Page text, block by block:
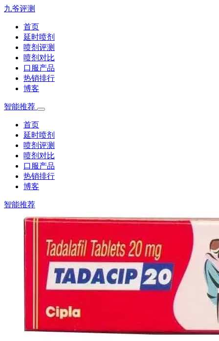
九爷评测
首页
延时喷剂
喷剂评测
喷剂对比
口服产品
热销排行
博客
智能推荐
首页
延时喷剂
喷剂评测
喷剂对比
口服产品
热销排行
博客
智能推荐